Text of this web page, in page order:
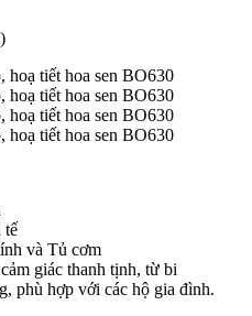
tế
và Tủ cơm
giác thanh tịnh, từ bi
phù hợp với các hộ gia đình.